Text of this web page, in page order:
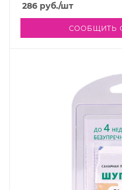
286 руб./шт
СООБЩИТЬ